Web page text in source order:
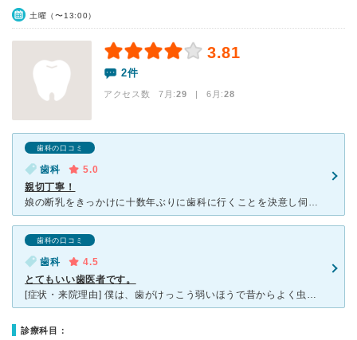
土曜（〜13:00）
3.81
2件
アクセス数 7月:29 | 6月:28
歯科の口コミ
歯科
5.0
親切丁寧！
娘の断乳をきっかけに十数年ぶりに歯科に行くことを決意し伺ったのが、こちらのクリニックでした。驚くことに虫歯の治療では、歯茎に麻酔をするにあたってそれ自体が痛くないように歯茎自体の麻酔も施していただき、
歯科の口コミ
歯科
4.5
とてもいい歯医者です。
[症状・来院理由] 僕は、歯がけっこう弱いほうで昔からよく虫歯になっていました。そして前回通院がおわったときに、虫歯を未然に防ぐため月に一回点検をするとともに薬を塗りましょうと言われたので、月に一回
診療科目：